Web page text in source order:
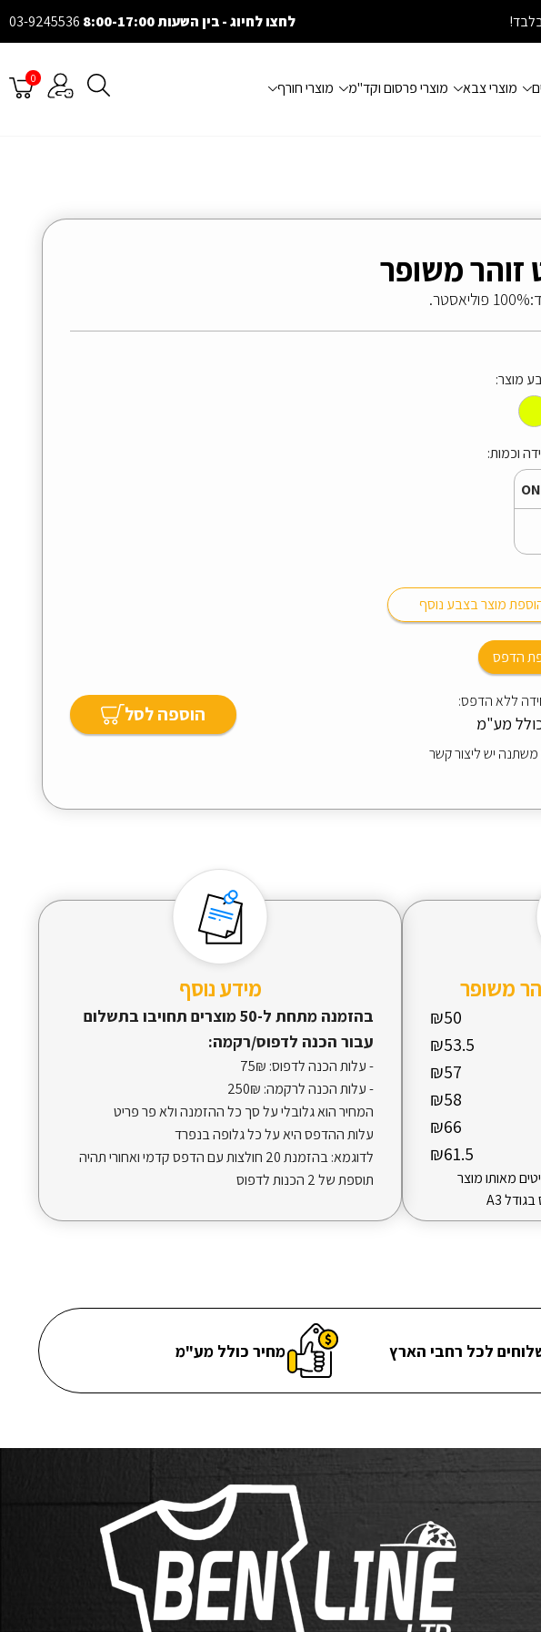
לחצו לחיוג - בין השעות 8:00-17:00 03-9245536
מוצרי צבא מוצרי פרסום וקד"מ מוצרי חורף
0
זוהר משופר
100% פוליאסטר.
מוצר:
וכמות:
הוספה לסל
ללא הדפס:
מע"מ
יש ליצור קשר
משופר
₪50
₪53.5
₪57
₪58
₪66
₪61.5
מידע נוסף
בהזמנה מתחת ל-50 מוצרים תחויבו בתשלום
עבור הכנה לדפוס/רקמה:
- עלות הכנה לדפוס:
- עלות הכנה לרקמה:
המחיר הוא גלובלי על סך כל ההזמנה ולא פר פריט
עלות ההדפס היא על כל גלופה בנפרד
לדוגמא: בהזמנת 20 חולצות עם הדפס קדמי ואחורי תהיה
תוספת של 2 הכנות לדפוס
לכל רחבי הארץ מחיר כולל מע"מ